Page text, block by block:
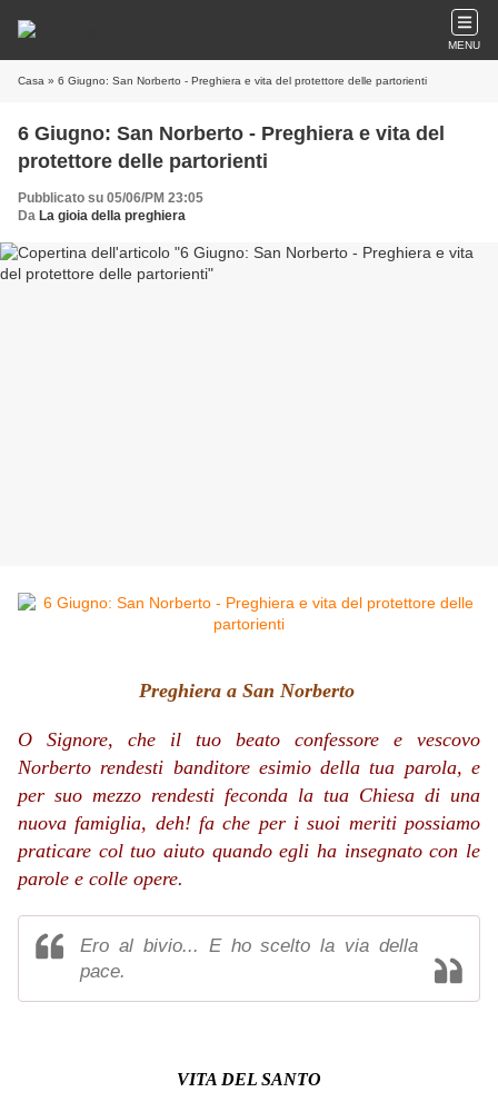
MENU
Casa » 6 Giugno: San Norberto - Preghiera e vita del protettore delle partorienti
6 Giugno: San Norberto - Preghiera e vita del
protettore delle partorienti
Pubblicato su 05/06/PM 23:05
Da La gioia della preghiera
Preghiera a San Norberto
O Signore, che il tuo beato confessore e vescovo
Norberto rendesti banditore esimio della tua parola, e
per suo mezzo rendesti feconda la tua Chiesa di una
nuova famiglia, deh! fa che per i suoi meriti possiamo
praticare col tuo aiuto quando egli ha insegnato con le
parole e colle opere.
Ero al bivio... E ho scelto la via della
pace.
VITA DEL SANTO